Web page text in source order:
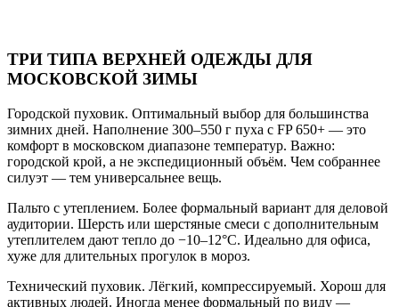
ТРИ ТИПА ВЕРХНЕЙ ОДЕЖДЫ ДЛЯ
МОСКОВСКОЙ ЗИМЫ
Городской пуховик. Оптимальный выбор для большинства
зимних дней. Наполнение 300–550 г пуха с FP 650+ — это
комфорт в московском диапазоне температур. Важно:
городской крой, а не экспедиционный объём. Чем собраннее
силуэт — тем универсальнее вещь.
Пальто с утеплением. Более формальный вариант для деловой
аудитории. Шерсть или шерстяные смеси с дополнительным
утеплителем дают тепло до −10–12°C. Идеально для офиса,
хуже для длительных прогулок в мороз.
Технический пуховик. Лёгкий, компрессируемый. Хорош для
активных людей. Иногда менее формальный по виду —